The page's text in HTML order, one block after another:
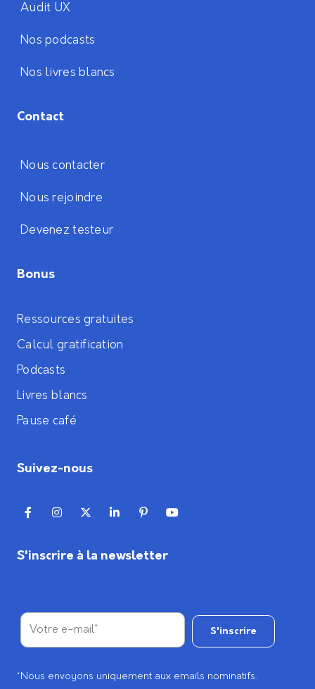
Audit UX
Nos podcasts
Nos livres blancs
Contact
Nous contacter
Nous rejoindre
Devenez testeur
Bonus
Ressources gratuites
Calcul gratification
Podcasts
Livres blancs
Pause café
Suivez-nous
S'inscrire à la newsletter
*Nous envoyons uniquement aux emails nominatifs.